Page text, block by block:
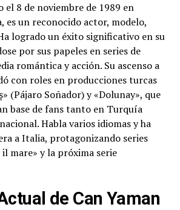
el 8 de noviembre de 1989 en
es un reconocido actor, modelo,
logrado un éxito significativo en su
por sus papeles en series de
romántica y acción. Su ascenso a
con roles en producciones turcas
(Pájaro Soñador) y «Dolunay», que
base de fans tanto en Turquía
Habla varios idiomas y ha
a Italia, protagonizando series
mare» y la próxima serie
de Can Yaman